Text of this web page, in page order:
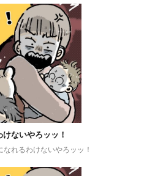
ないやろッッ！
なれるわけないやろッッ！